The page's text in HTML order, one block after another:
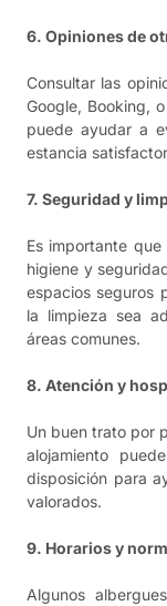
6. Opiniones de
Consultar las
Google, Booking,
puede ayudar a
estancia
7. Seguridad y
Es importante
higiene y
espacios seguros
la limpieza sea
áreas comunes.
8. Atención y
Un buen trato por
alojamiento
disposición para
valorados.
9. Horarios y
Algunos